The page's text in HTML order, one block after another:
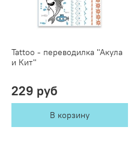
Tattoo - переводилка "Акула
и Кит"
229 руб
В корзину